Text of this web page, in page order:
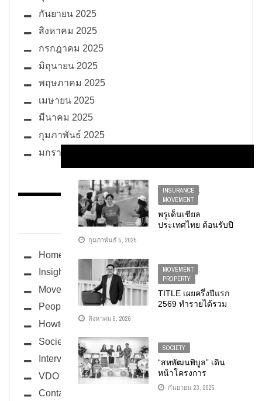
INSURANCE
,
MOVEMENT
พรูเด็นเชียล
ประเทศไทย ต้อนรับปี
UP, START NOW:
สุขภาพดีกว่าเดิม แค่
เริ่มไปด้วยกัน”
กุมภาพันธ์ 5, 2025
MOVEMENT
PROPERTY
TITLE เผยครึ่งปีแรก
2569 ทำรายได้รวม
โอนบิ๊กโปรเจกต์รับไฮ
ซีซั่น ดันรายได้ตาม
เป้า
สิงหาคม 6, 2026
SOCIETY
“สหพัฒนพิบูล” เดิน
หน้าโครงการ
“GREEN PLEASE BY
SPC” ขยายผลสู่ 5
กันยายน 23, 2025
กันยายน 2025
สิงหาคม 2025
กรกฎาคม 2025
มิถุนายน 2025
พฤษภาคม 2025
เมษายน 2025
มีนาคม 2025
กุมภาพันธ์ 2025
มกราคม 2025
BUG ซอกแซก
Home
Insight
Movement
People
Howto
Society
Interview
VDO
Contact